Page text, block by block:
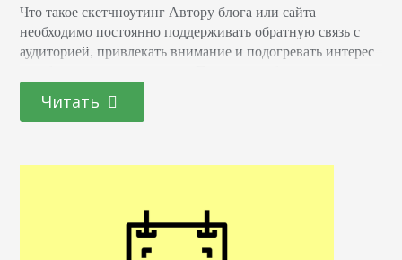
Что такое скетчноутинг Автору блога или сайта
необходимо постоянно поддерживать обратную связь с
аудиторией, привлекать внимание и подогревать интерес
лишь статей, даже если разбавлять их фото- и
видеозаписями, очень быстро потеряет интерес у
надоесть. Единственный правильный выход – чередовать
Читать